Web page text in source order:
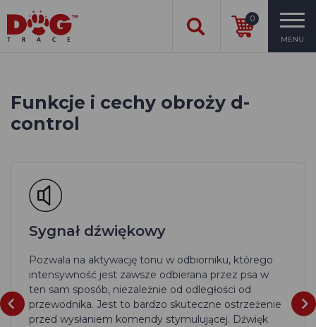
0
MENU
Funkcje i cechy obroży d-
control
Sygnał dźwiękowy
Pozwala na aktywację tonu w odbiorniku, którego
intensywność jest zawsze odbierana przez psa w
ten sam sposób, niezależnie od odległości od
przewodnika. Jest to bardzo skuteczne ostrzeżenie
przed wysłaniem komendy stymulującej. Dźwięk